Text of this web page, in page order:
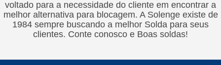
voltado para a necessidade do cliente em encontrar a
melhor alternativa para blocagem. A Solenge existe de
1984 sempre buscando a melhor Solda para seus
clientes. Conte conosco e Boas soldas!